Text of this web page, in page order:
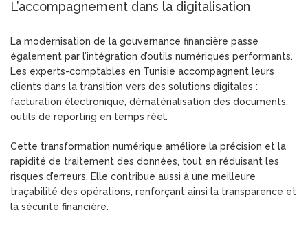
L’accompagnement dans la digitalisation
La modernisation de la gouvernance financière passe
également par l’intégration d’outils numériques performants.
Les experts-comptables en Tunisie accompagnent leurs
clients dans la transition vers des solutions digitales :
facturation électronique, dématérialisation des documents,
outils de reporting en temps réel.
Cette transformation numérique améliore la précision et la
rapidité de traitement des données, tout en réduisant les
risques d’erreurs. Elle contribue aussi à une meilleure
traçabilité des opérations, renforçant ainsi la transparence et
la sécurité financière.